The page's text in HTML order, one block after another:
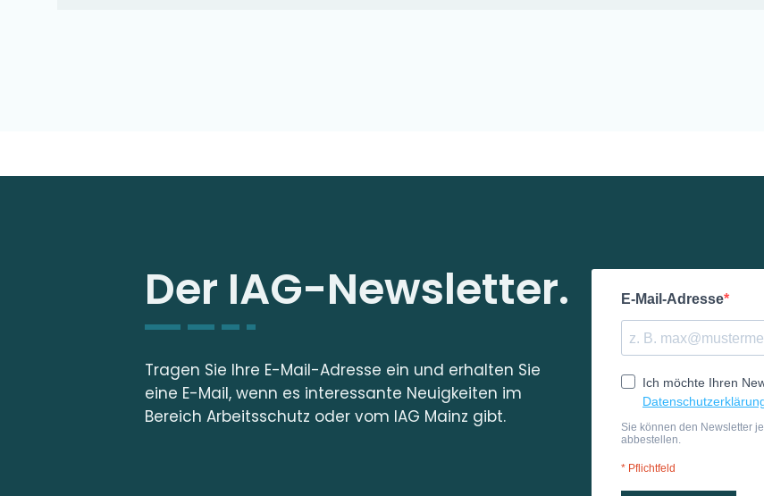
Der IAG-Newsletter.
Tragen Sie Ihre E-Mail-Adresse ein und erhalten Sie
eine E-Mail, wenn es interessante Neuigkeiten im
Bereich Arbeitsschutz oder vom IAG Mainz gibt.